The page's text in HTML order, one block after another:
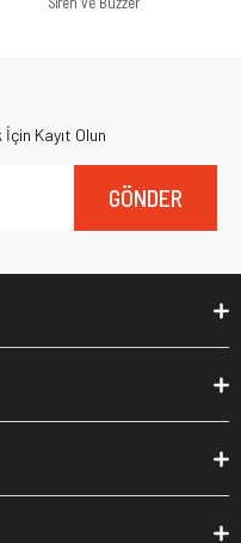
Kayıt Olun
GÖNDER